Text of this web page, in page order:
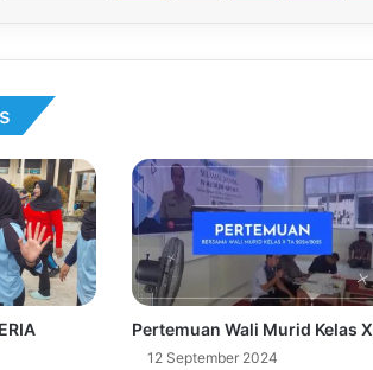
Pertemuan Wali Murid Kelas X
12 September 2024